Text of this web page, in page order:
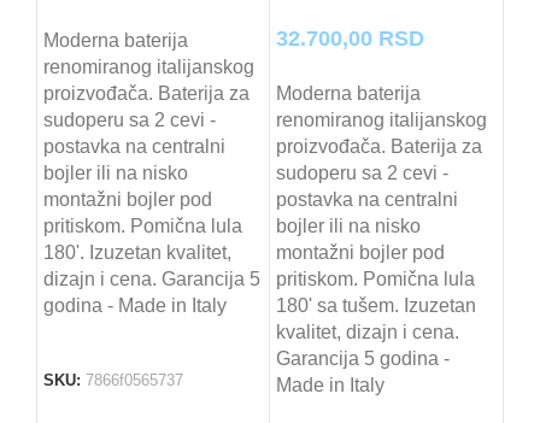
Moderna baterija
renomiranog italijanskog
proizvođača. Baterija za
sudoperu sa 2 cevi -
postavka na centralni
bojler ili na nisko
montažni bojler pod
pritiskom. Pomična lula
180'. Izuzetan kvalitet,
dizajn i cena. Garancija 5
godina - Made in Italy
SKU: 7866f0565737
32.700,00 RSD
Moderna baterija
renomiranog italijanskog
proizvođača. Baterija za
sudoperu sa 2 cevi -
postavka na centralni
bojler ili na nisko
montažni bojler pod
pritiskom. Pomična lula
180' sa tušem. Izuzetan
kvalitet, dizajn i cena.
Garancija 5 godina -
Made in Italy